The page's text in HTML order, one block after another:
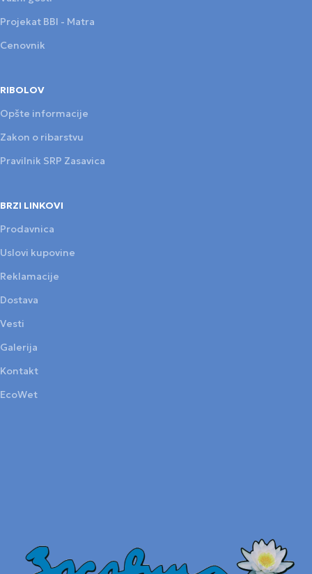
Projekat BBI - Matra
Cenovnik
RIBOLOV
Opšte informacije
Zakon o ribarstvu
Pravilnik SRP Zasavica
BRZI LINKOVI
Prodavnica
Uslovi kupovine
Reklamacije
Dostava
Vesti
Galerija
Kontakt
EcoWet